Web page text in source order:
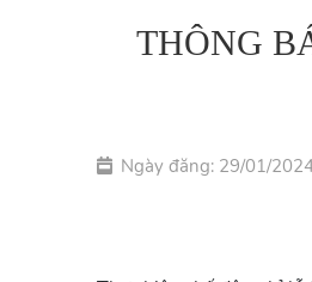
THÔNG
Ngày đăng: 29/01/